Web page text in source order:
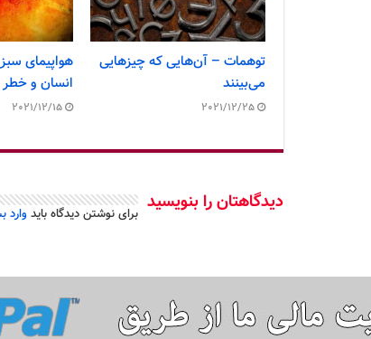
توهمات – آن‌هایی که چیزهایی
می‌بینند
2021/12/25
هواپیمای
انسان و
2021/12/15
دیدگاهتان را بنویسید برای نوشتن دیدگاه بایدوارد